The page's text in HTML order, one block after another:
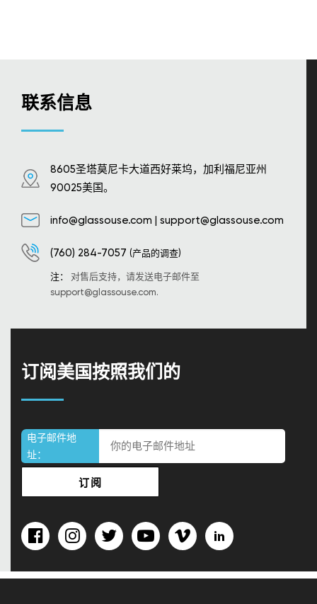
联系信息
8605圣塔莫尼卡大道西好莱坞，加利福尼亚州
90025美国。
info@glassouse.com | support@glassouse.com
(760) 284-7057 (产品的调查)
注： 对售后支持，请发送电子邮件至
support@glassouse.com.
订阅美国按照我们的
电子邮件地
址：